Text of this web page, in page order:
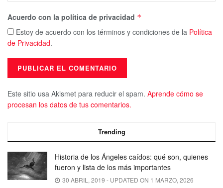
Acuerdo con la política de privacidad *
Estoy de acuerdo con los términos y condiciones de la Política
de Privacidad.
Este sitio usa Akismet para reducir el spam. Aprende cómo se
procesan los datos de tus comentarios.
Trending
Historia de los Ángeles caídos: qué son, quienes
fueron y lista de los más importantes
30 ABRIL, 2019 - UPDATED ON 1 MARZO, 2026